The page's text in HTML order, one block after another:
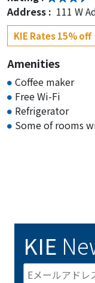
Address : 111 W
KIE Rates 15% off
Amenities
Coffee maker
Free Wi-Fi
Refrigerator
Some of rooms
KIE